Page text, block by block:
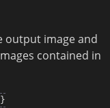
output image and
contained in